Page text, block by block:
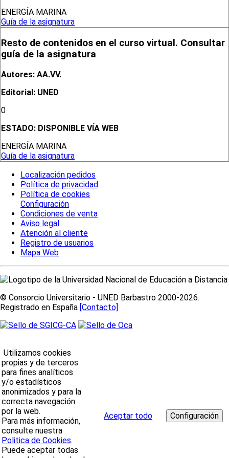
ENERGÍA MARINA
Guía de la asignatura
Resto de contenidos en el curso virtual. Consultar
guía de la asignatura
Autores: AA.VV.
Editorial: UNED
0
ESTADO: DISPONIBLE VÍA WEB
ENERGÍA MARINA
Guía de la asignatura
Localización pedidos
Política de privacidad
Política de cookies
Configuración
Condiciones de venta
Aviso legal
Atención al cliente
Registro de usuarios
Mapa Web
© Consorcio Universitario - UNED Barbastro 2000-2026.
Registrado en España [Contacto]
Utilizamos cookies
propias y de terceros
para fines analíticos
y/o estadísticos
anonimizados y para la
correcta navegación
por la web.
Para más información,
consulte nuestra
Politica de Cookies.
Puede aceptar todas
Aceptar todo